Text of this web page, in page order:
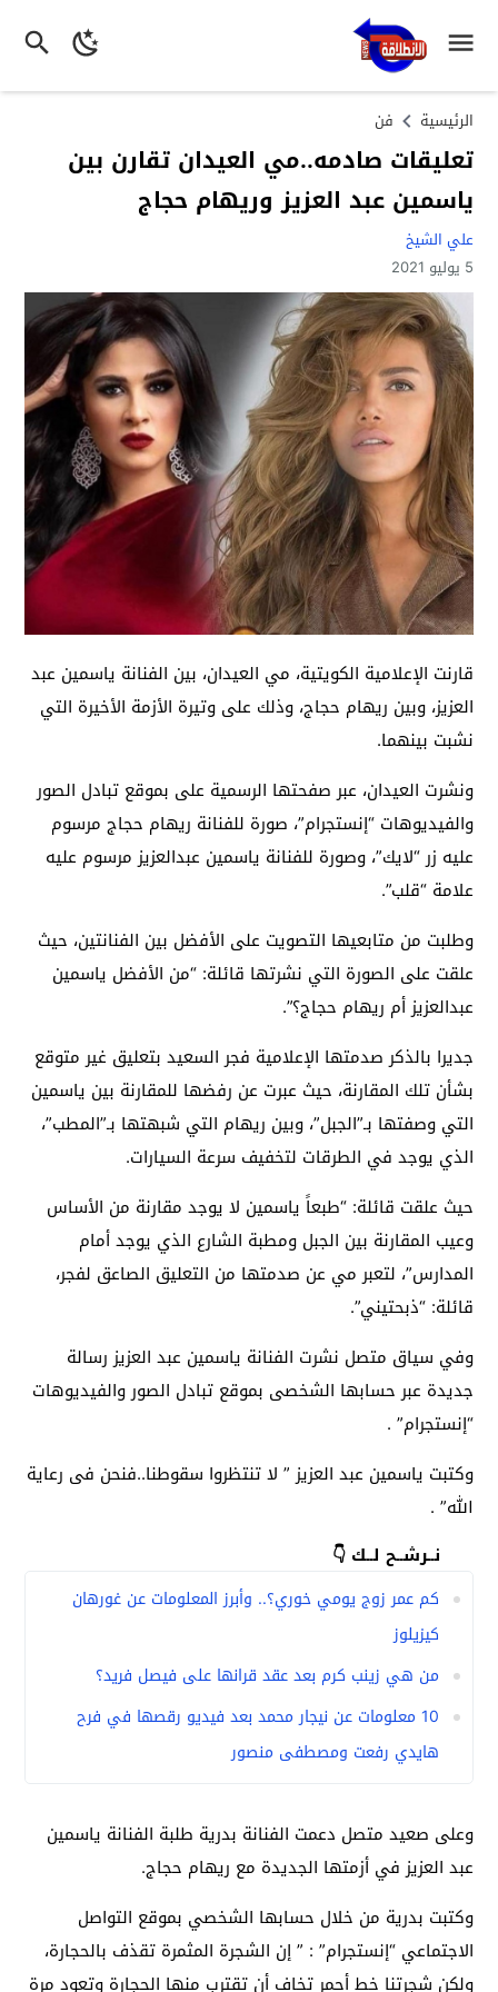
الرئيسية فن
تعليقات صادمه..مي العيدان تقارن بين
ياسمين عبد العزيز وريهام حجاج
علي الشيخ
5 يوليو 2021
قارنت الإعلامية الكويتية، مي العيدان، بين الفنانة ياسمين عبد
العزيز، وبين ريهام حجاج، وذلك على وتيرة الأزمة الأخيرة التي
نشبت بينهما.
ونشرت العيدان، عبر صفحتها الرسمية على بموقع تبادل الصور
والفيديوهات “إنستجرام”، صورة للفنانة ريهام حجاج مرسوم
عليه زر “لايك”، وصورة للفنانة ياسمين عبدالعزيز مرسوم عليه
علامة “قلب”.
وطلبت من متابعيها التصويت على الأفضل بين الفنانتين، حيث
علقت على الصورة التي نشرتها قائلة: “من الأفضل ياسمين
عبدالعزيز أم ريهام حجاج؟”.
جديرا بالذكر صدمتها الإعلامية فجر السعيد بتعليق غير متوقع
بشأن تلك المقارنة، حيث عبرت عن رفضها للمقارنة بين ياسمين
التي وصفتها بـ”الجبل”، وبين ريهام التي شبهتها بـ”المطب”،
الذي يوجد في الطرقات لتخفيف سرعة السيارات.
حيث علقت قائلة: “طبعاً ياسمين لا يوجد مقارنة من الأساس
وعيب المقارنة بين الجبل ومطبة الشارع الذي يوجد أمام
المدارس”، لتعبر مي عن صدمتها من التعليق الصاعق لفجر،
قائلة: “ذبحتيني”.
وفي سياق متصل نشرت الفنانة ياسمين عبد العزيز رسالة
جديدة عبر حسابها الشخصى بموقع تبادل الصور والفيديوهات
“إنستجرام” .
وكتبت ياسمين عبد العزيز ” لا تنتظروا سقوطنا..فنحن فى رعاية
الله” .
نــرشــح لــك 👇
كم عمر زوج يومي خوري؟.. وأبرز المعلومات عن غورهان
كيزيلوز
من هي زينب كرم بعد عقد قرانها على فيصل فريد؟
10 معلومات عن نيجار محمد بعد فيديو رقصها في فرح
هايدي رفعت ومصطفى منصور
وعلى صعيد متصل دعمت الفنانة بدرية طلبة الفنانة ياسمين
عبد العزيز في أزمتها الجديدة مع ريهام حجاج.
وكتبت بدرية من خلال حسابها الشخصي بموقع التواصل
الاجتماعي “إنستجرام” : ” إن الشجرة المثمرة تقذف بالحجارة،
ولكن شجرتنا خط أحمر تخاف أن تقترب منها الحجارة وتعود مرة